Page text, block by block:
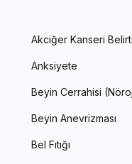
Akciğer Kanseri
Anksiyete
Beyin Cerrahisi
Beyin Anevrizması
Bel Fıtığı